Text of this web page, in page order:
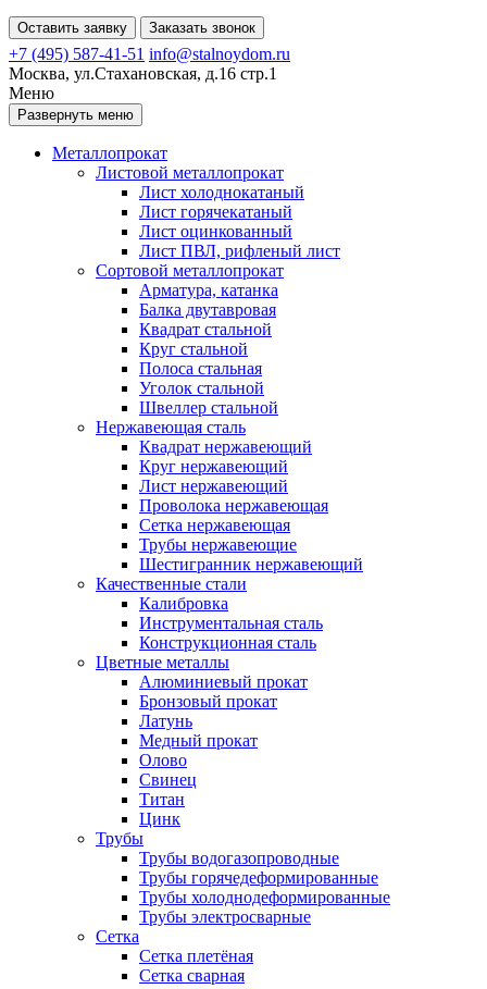
Оставить заявку Заказать звонок
+7 (495) 587-41-51 info@stalnoydom.ru
Москва, ул.Стахановская, д.16 стр.1
Меню
Развернуть меню
Металлопрокат
Листовой металлопрокат
Лист холоднокатаный
Лист горячекатаный
Лист оцинкованный
Лист ПВЛ, рифленый лист
Сортовой металлопрокат
Арматура, катанка
Балка двутавровая
Квадрат стальной
Круг стальной
Полоса стальная
Уголок стальной
Швеллер стальной
Нержавеющая сталь
Квадрат нержавеющий
Круг нержавеющий
Лист нержавеющий
Проволока нержавеющая
Сетка нержавеющая
Трубы нержавеющие
Шестигранник нержавеющий
Качественные стали
Калибровка
Инструментальная сталь
Конструкционная сталь
Цветные металлы
Алюминиевый прокат
Бронзовый прокат
Латунь
Медный прокат
Олово
Свинец
Титан
Цинк
Трубы
Трубы водогазопроводные
Трубы горячедеформированные
Трубы холоднодеформированные
Трубы электросварные
Сетка
Сетка плетёная
Сетка сварная